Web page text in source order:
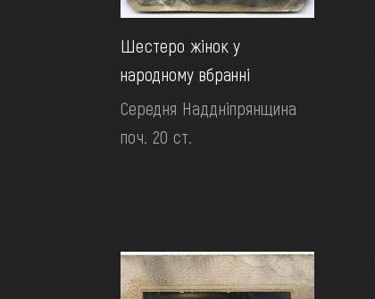
Шестеро жінок у
народному вбранні
Середня Наддніпрянщина
поч. 20 ст.